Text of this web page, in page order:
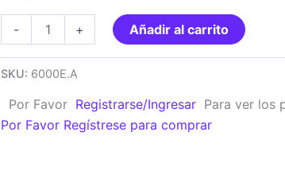
-
6000E.A
cantidad
+ Añadir al carrito
SKU: 6000E.A
Por Favor Registrarse/Ingresar Para ver los
Por Favor Regístrese para comprar